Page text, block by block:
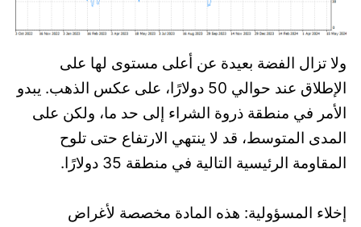
ولا تزال الفضة بعيدة عن أعلى مستوى لها على
الإطلاق عند حوالي 50 دولارًا، على عكس الذهب. يبدو
الأمر في منطقة ذروة الشراء إلى حد ما، ولكن على
المدى المتوسط، قد لا ينتهي الارتفاع حتى تلوح
المقاومة الرئيسية التالية في منطقة 35 دولارًا.
إخلاء المسؤولية: هذه المادة مخصصة لأغراض